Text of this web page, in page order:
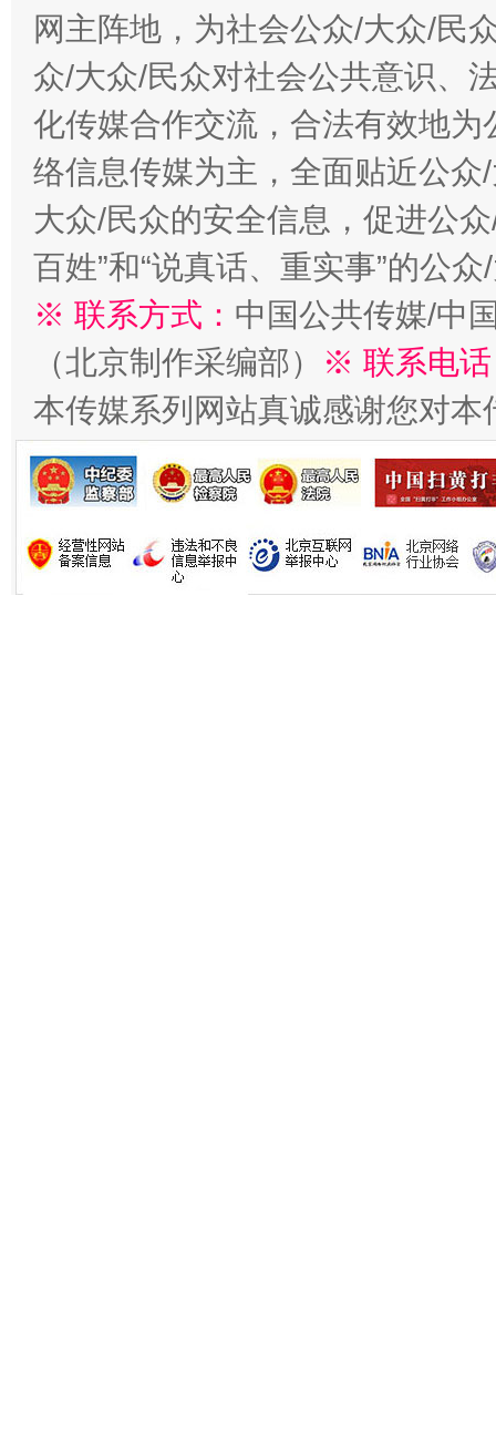
在谋一域中谋全局
习近平的博鳌关键词
魏明亮
网主阵地，为社会公众/大众/民
众/大众/民众对社会公共意识、
化传媒合作交流，合法有效地
络信息传媒为主，全面贴近公
大众/民众的安全信息，促进公
百姓”和“说真话、重实事”的公
※ 联系方式： 中国公共传媒/中
（北京制作采编部）
※ 联系电
本传媒系列网站真诚感谢您对